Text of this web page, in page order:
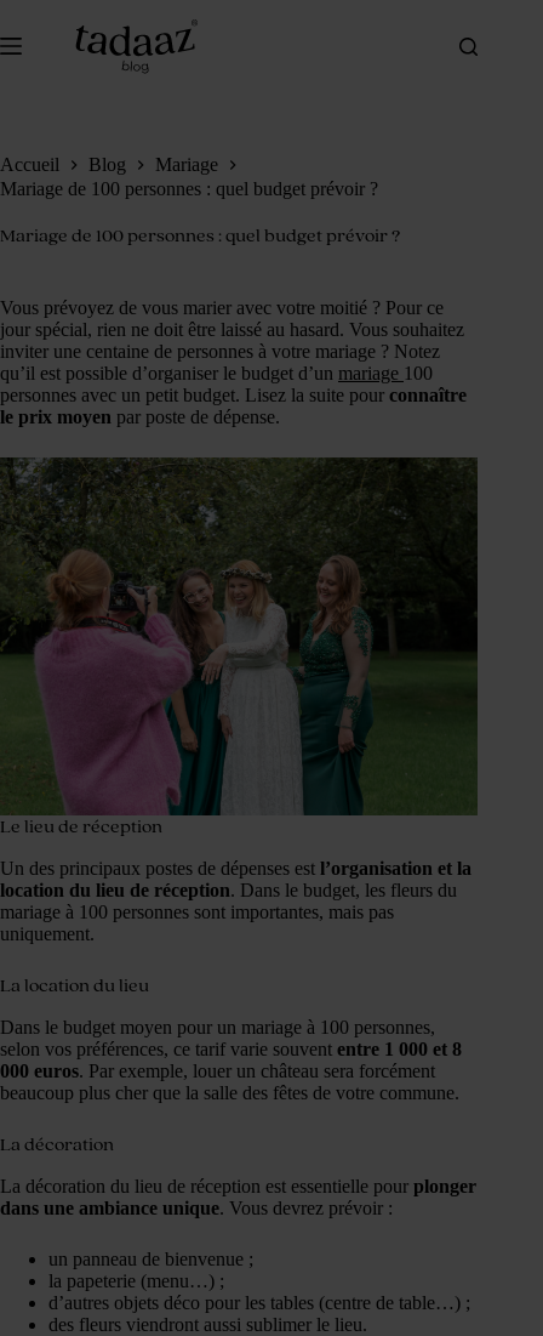
contenu
Accueil Blog
Mariage
Mariage de 100 personnes : quel budget prévoir ?
Mariage de 100 personnes : quel budget prévoir ?
Vous prévoyez de vous marier avec votre moitié ? Pour ce
jour spécial, rien ne doit être laissé au hasard. Vous souhaitez
inviter une centaine de personnes à votre mariage ? Notez
qu’il est possible d’organiser le budget d’un mariage 100
personnes avec un petit budget. Lisez la suite pour connaître
le prix moyen par poste de dépense.
Le lieu de réception
Un des principaux postes de dépenses est l’organisation et la
location du lieu de réception. Dans le budget, les fleurs du
mariage à 100 personnes sont importantes, mais pas
uniquement.
La location du lieu
Dans le budget moyen pour un mariage à 100 personnes,
selon vos préférences, ce tarif varie souvent entre 1 000 et 8
000 euros. Par exemple, louer un château sera forcément
beaucoup plus cher que la salle des fêtes de votre commune.
La décoration
La décoration du lieu de réception est essentielle pour plonger
dans une ambiance unique. Vous devrez prévoir :
un panneau de bienvenue ;
la papeterie (menu…) ;
d’autres objets déco pour les tables (centre de table…) ;
des fleurs viendront aussi sublimer le lieu.